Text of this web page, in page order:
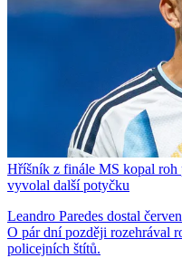
Hříšník z finále MS kopal roh
vyvolal další potyčku
Leandro Paredes dostal
O pár dní později rozehrával
policejních štítů.